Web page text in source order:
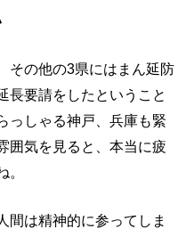
その他の3県にはまん延防
長要請をしたということ
っしゃる神戸、兵庫も緊
囲気を見ると、本当に疲
間は精神的に参ってしま